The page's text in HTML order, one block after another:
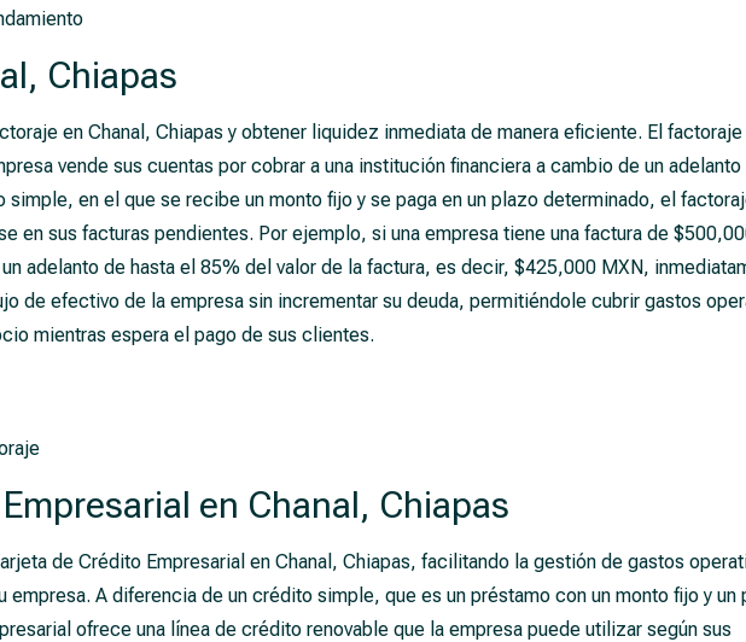
Chiapas
en Chanal, Chiapas y obtener liquidez inmediata de manera eficiente. El
vende sus cuentas por cobrar a una institución financiera a cambio de un adelanto
en el que se recibe un monto fijo y se paga en un plazo determinado, el
en sus facturas pendientes. Por ejemplo, si una empresa tiene una factura de
adelanto de hasta el 85% del valor de la factura, es decir, $425,000 MXN,
de efectivo de la empresa sin incrementar su deuda, permitiéndole cubrir gastos
mientras espera el pago de sus clientes.
en Chanal, Chiapas
de Crédito Empresarial en Chanal, Chiapas, facilitando la gestión de gastos
A diferencia de un crédito simple, que es un préstamo con un monto fijo y un
ofrece una línea de crédito renovable que la empresa puede utilizar según sus